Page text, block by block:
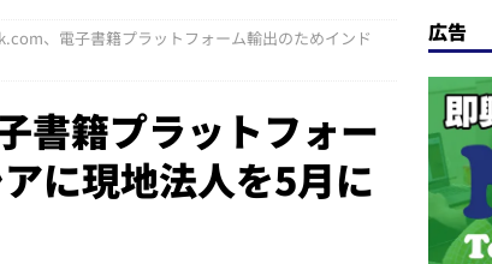
ルサイト提供開始」「EUが生成AIコンテンツの識別表示を義
別表示を義務化など 日刊出版ニュースまとめ 2026.08.02
、電子書籍プラットフォーム輸出のためインド
籍プラットフォー
に現地法人を5月に
広告